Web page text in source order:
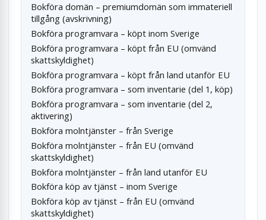
Bokföra domän – premiumdomän som immateriell
tillgång (avskrivning)
Bokföra programvara – köpt inom Sverige
Bokföra programvara – köpt från EU (omvänd
skattskyldighet)
Bokföra programvara – köpt från land utanför EU
Bokföra programvara – som inventarie (del 1, köp)
Bokföra programvara – som inventarie (del 2,
aktivering)
Bokföra molntjänster – från Sverige
Bokföra molntjänster – från EU (omvänd
skattskyldighet)
Bokföra molntjänster – från land utanför EU
Bokföra köp av tjänst – inom Sverige
Bokföra köp av tjänst – från EU (omvänd
skattskyldighet)